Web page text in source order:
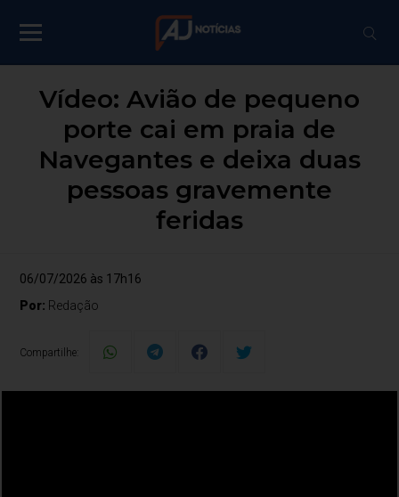
Vídeo: Avião de pequeno
porte cai em praia de
Navegantes e deixa duas
pessoas gravemente
feridas
06/07/2026 às 17h16
Por: Redação
Compartilhe: